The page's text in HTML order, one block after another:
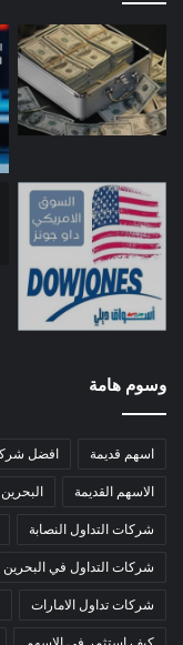
وسوم هامة
اسهم قديمة افضل
الاسهم القديمة البحرين
شركات التداول النصابة
شركات التداول في البحرين
شركات تداول الامارات